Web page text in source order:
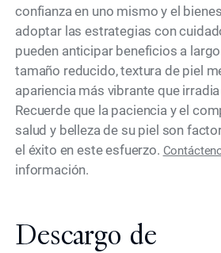
confianza en uno mismo y el
adoptar las estrategias con
pueden anticipar beneficios a
tamaño reducido, textura de piel
apariencia más vibrante que
Recuerde que la paciencia y el
salud y belleza de su piel son
el éxito en este esfuerzo.
información.
Descargo de